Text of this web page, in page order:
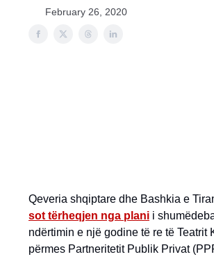
February 26, 2020
Qeveria shqiptare dhe Bashkia e
sot tërheqjen nga plani i
ndërtimin e një godine të re të Teatrit
përmes Partneritetit Publik Privat